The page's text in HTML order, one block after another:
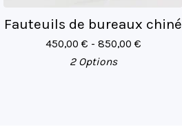
Fauteuils de bureaux chiné
450,00 € - 850,00 €
2 Options